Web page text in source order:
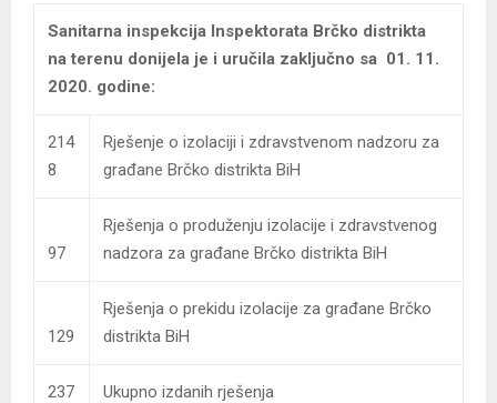
Sanitarna inspekcija Inspektorata Brčko distrikta
na terenu donijela je i uručila zaključno sa 01. 11.
2020. godine:
214
8
Rješenje o izolaciji i zdravstvenom nadzoru za
građane Brčko distrikta BiH
97
Rješenja o produženju izolacije i zdravstvenog
nadzora za građane Brčko distrikta BiH
129
Rješenja o prekidu izolacije za građane Brčko
distrikta BiH
237
Ukupno izdanih rješenja